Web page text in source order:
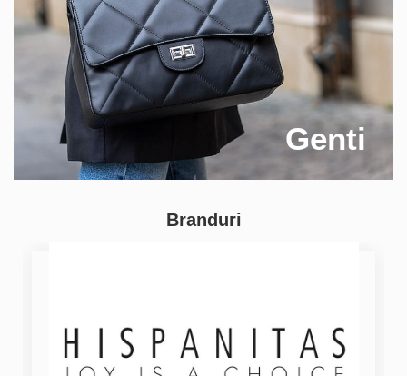
Genti
Branduri